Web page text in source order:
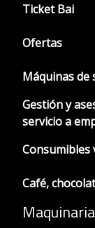
Ticket Bai
Ofertas
Máquinas de
Gestión y
servicio a
Consumibles
Café,